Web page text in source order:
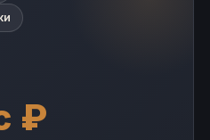
₽